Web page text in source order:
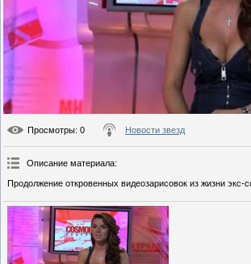
Просмотры: 0 Новости звезд
Описание материала:
Продолжение откровенных видеозарисовок из жизни